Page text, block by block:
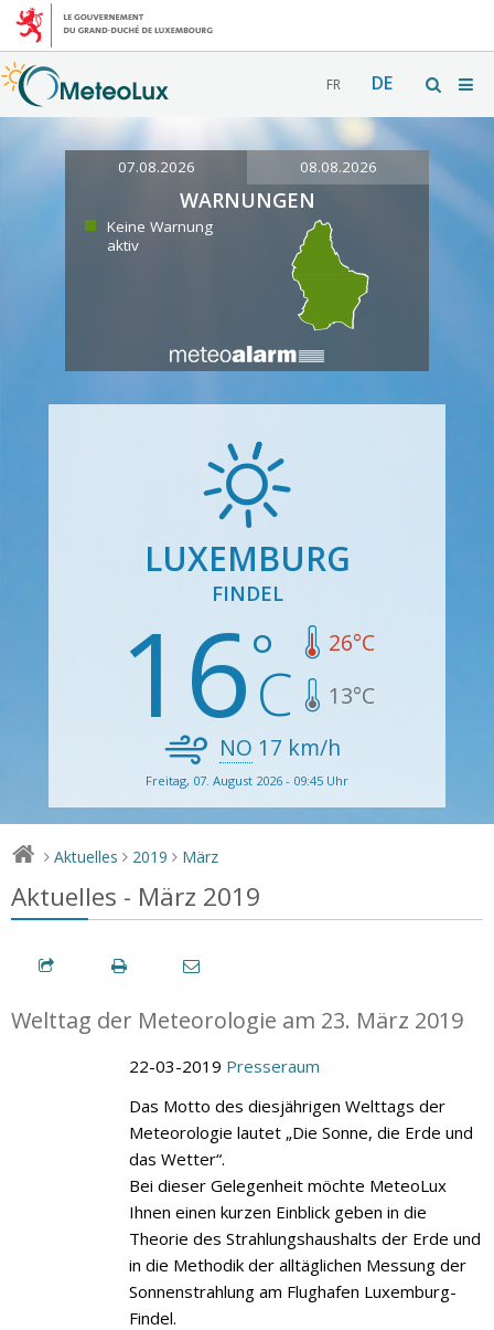
FR DE
07.08.2026 08.08.2026
WARNUNGEN
Keine Warnung
aktiv
LUXEMBURG
FINDEL
16 26°C
13°C
NO 17 km/h
Freitag, 07. August 2026 - 09:45 Uhr
> Aktuelles > 2019 > März
Aktuelles - März 2019
Welttag der Meteorologie am 23. März 2019
22-03-2019 Presseraum
Das Motto des diesjährigen Welttags der
Meteorologie lautet „Die Sonne, die Erde und
das Wetter“.
Bei dieser Gelegenheit möchte MeteoLux
Ihnen einen kurzen Einblick geben in die
Theorie des Strahlungshaushalts der Erde und
in die Methodik der alltäglichen Messung der
Sonnenstrahlung am Flughafen Luxemburg-
Findel.